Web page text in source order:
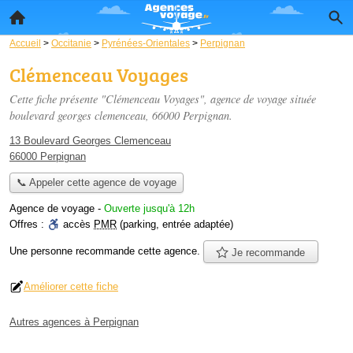
Accueil > Occitanie > Pyrénées-Orientales > Perpignan
Clémenceau Voyages
Cette fiche présente "Clémenceau Voyages", agence de voyage située
boulevard georges clemenceau, 66000 Perpignan.
13 Boulevard Georges Clemenceau
66000 Perpignan
📞 Appeler cette agence de voyage
Agence de voyage - Ouverte jusqu'à 12h
Offres :
accès PMR (parking, entrée adaptée)
Une personne recommande cette agence. Je recommande
Améliorer cette fiche
Autres agences à Perpignan